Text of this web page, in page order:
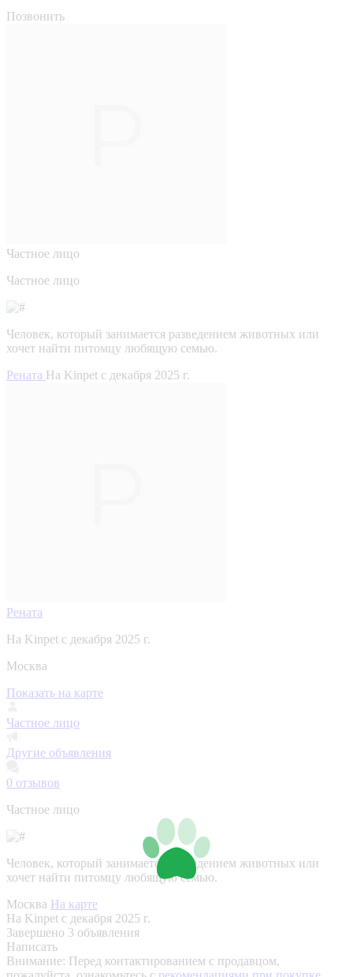
Позвонить
Частное лицо
Частное лицо
Человек, который занимается разведением животных или
хочет найти питомцу любящую семью.
Рената На Kinpet c декабря 2025 г.
Рената
На Kinpet c декабря 2025 г.
Москва
Показать на карте
Частное лицо
Другие объявления
0 отзывов
Частное лицо
Человек, который занимается разведением животных или
хочет найти питомцу любящую семью.
Москва На карте
На Kinpet c декабря 2025 г.
Завершено 3 объявления
Написать
Внимание: Перед контактированием с продавцом,